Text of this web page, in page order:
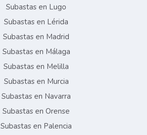
Subastas en Lugo
Subastas en Lérida
Subastas en Madrid
Subastas en Málaga
Subastas en Melilla
Subastas en Murcia
Subastas en Navarra
Subastas en Orense
Subastas en Palencia